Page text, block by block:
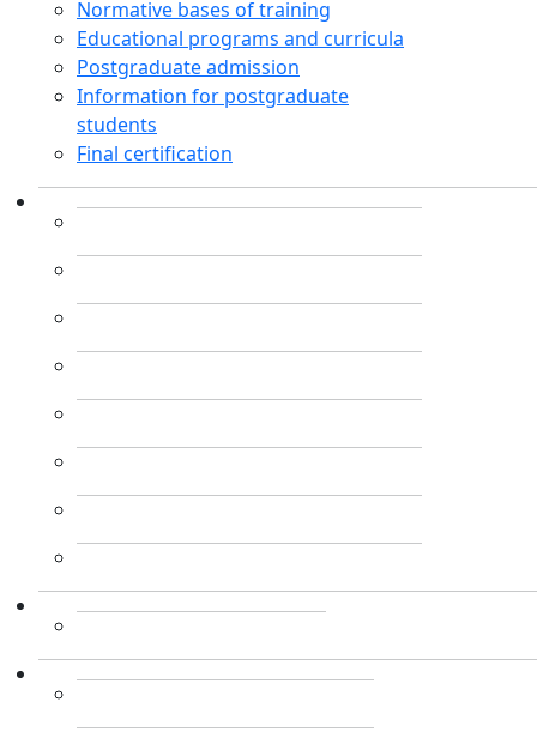
Normative bases of training
Educational programs and curricula
Postgraduate admission
Information for postgraduate
students
Final certification